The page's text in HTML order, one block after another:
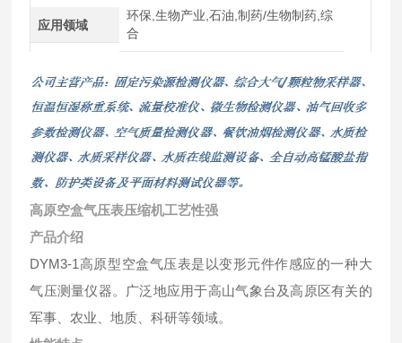
应用领域
环保,生物产业,石油,制药/生物制药,综
合
高原空盒气压表压缩机工艺性强
产品介绍
DYM3-1高原型空盒气压表是以变形元件作感应的一种大
气压测量仪器。广泛地应用于高山气象台及高原区有关的
军事、农业、地质、科研等领域。